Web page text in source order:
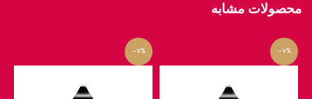
محصولات مشابه
-7%
-7%